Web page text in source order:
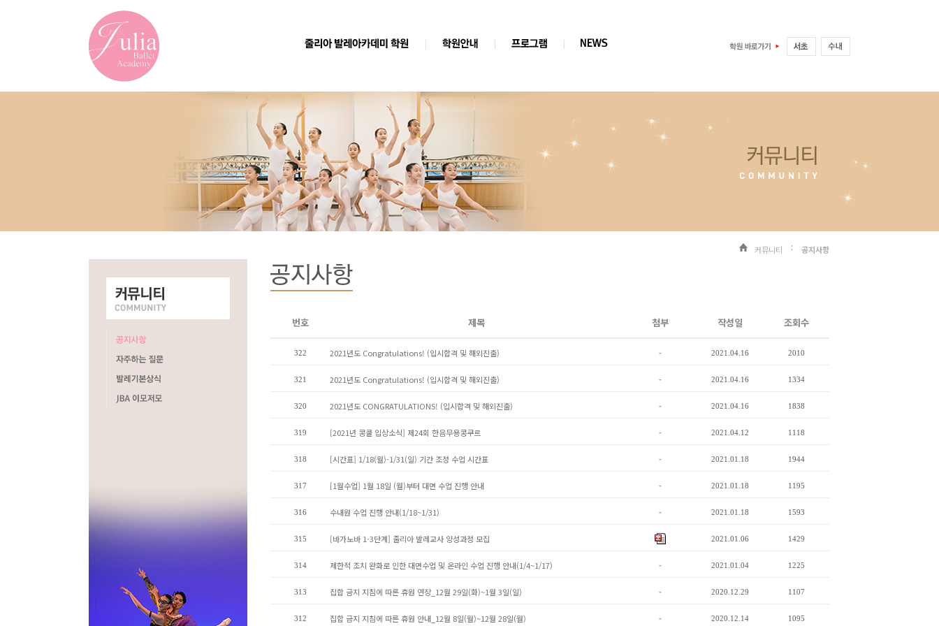
커뮤니티 공지사항
번호 제목 첨부 작성일 조회수
322 2021년도 Congratulations! (입시합격 및 해외진출) - 2021.04.16 2010
321 2021년도 Congratulations! (입시합격 및 해외진출) - 2021.04.16 1334
320 2021년도 CONGRATULATIONS! (입시합격 및 해외진출) - 2021.04.16 1838
319 [2021년 콩쿨 입상소식] 제24회 한음무용콩쿠르 - 2021.04.12 1118
318 [시간표] 1/18(월)-1/31(일) 기간 조정 수업 시간표 - 2021.01.18 1944
317 [1월수업] 1월 18일 (월)부터 대면 수업 진행 안내 - 2021.01.18 1195
316 수내원 수업 진행 안내(1/18~1/31) - 2021.01.18 1593
315 [바가노바 1-3단계] 줄리아 발레교사 양성과정 모집 2021.01.06 1429
314 제한적 조치 완화로 인한 대면수업 및 온라인 수업 진행 안내(1/4~1/17) - 2021.01.04 1225
313 집합 금지 지침에 따른 휴원 연장_12월 29일(화)~1월 3일(일) - 2020.12.29 1107
312 집합 금지 지침에 따른 휴원 안내_12월 8일(월)~12월 28일(월) - 2020.12.14 1095